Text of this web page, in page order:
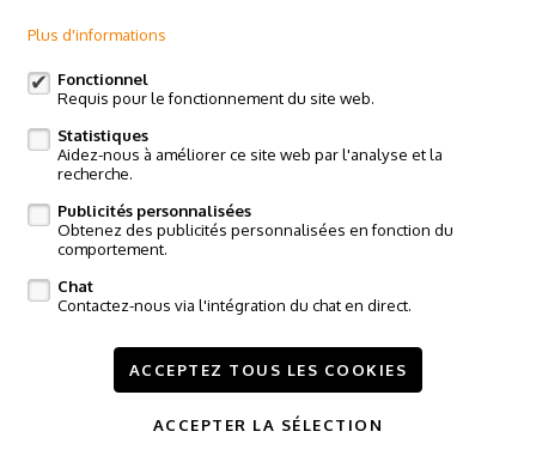
Vendu
9470 Denderleeuw
2 90m²
Plus d'informations
Fonctionnel
Requis pour le fonctionnement du site web.
Statistiques
Aidez-nous à améliorer ce site web par l'analyse et la
recherche.
Publicités personnalisées
Obtenez des publicités personnalisées en fonction du
comportement.
Chat
Contactez-nous via l'intégration du chat en direct.
ACCEPTEZ TOUS LES COOKIES
ACCEPTER LA SÉLECTION